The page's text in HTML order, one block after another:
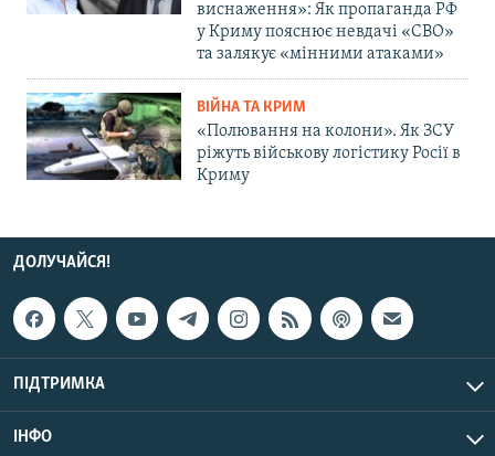
виснаження»: Як пропаганда РФ
у Криму пояснює невдачі «СВО»
та залякує «мінними атаками»
ВІЙНА ТА КРИМ
«Полювання на колони». Як ЗСУ
ріжуть військову логістику Росії в
Криму
ДОЛУЧАЙСЯ!
ПІДТРИМКА
ІНФО